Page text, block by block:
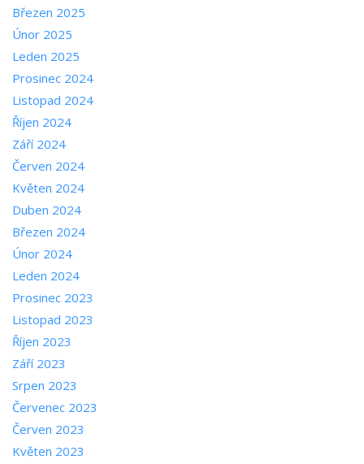
Březen 2025
Únor 2025
Leden 2025
Prosinec 2024
Listopad 2024
Říjen 2024
Září 2024
Červen 2024
Květen 2024
Duben 2024
Březen 2024
Únor 2024
Leden 2024
Prosinec 2023
Listopad 2023
Říjen 2023
Září 2023
Srpen 2023
Červenec 2023
Červen 2023
Květen 2023